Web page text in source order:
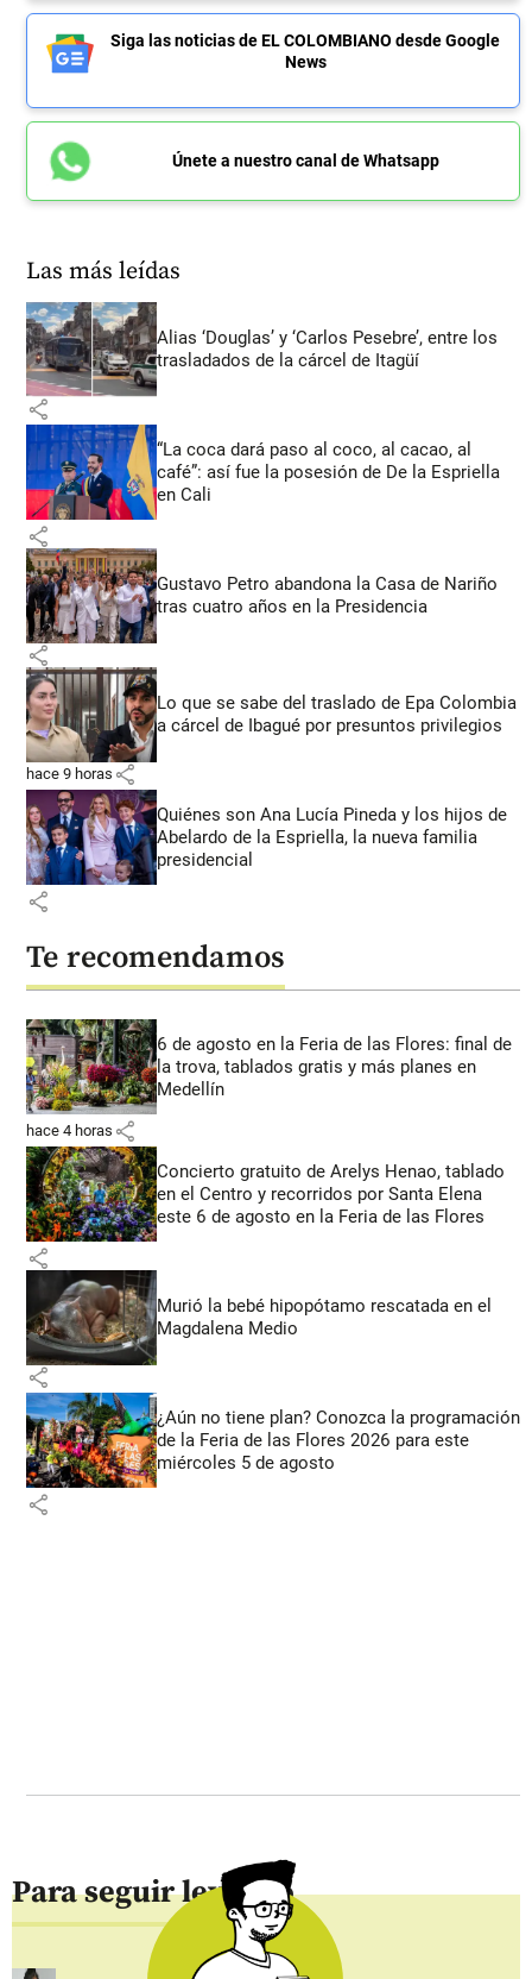
Siga las noticias de EL COLOMBIANO desde Google
News
Únete a nuestro canal de Whatsapp
Las más leídas
Alias ‘Douglas’ y ‘Carlos Pesebre’, entre los
trasladados de la cárcel de Itagüí
share
“La coca dará paso al coco, al cacao, al
café”: así fue la posesión de De la Espriella
en Cali
share
Gustavo Petro abandona la Casa de Nariño
tras cuatro años en la Presidencia
share
Lo que se sabe del traslado de Epa Colombia
a cárcel de Ibagué por presuntos privilegios
hace 9 horas share
Quiénes son Ana Lucía Pineda y los hijos de
Abelardo de la Espriella, la nueva familia
presidencial
share
Te recomendamos
6 de agosto en la Feria de las Flores: final de
la trova, tablados gratis y más planes en
Medellín
hace 4 horas share
Concierto gratuito de Arelys Henao, tablado
en el Centro y recorridos por Santa Elena
este 6 de agosto en la Feria de las Flores
share
Murió la bebé hipopótamo rescatada en el
Magdalena Medio
share
¿Aún no tiene plan? Conozca la programación
de la Feria de las Flores 2026 para este
miércoles 5 de agosto
share
Para seguir leyendo